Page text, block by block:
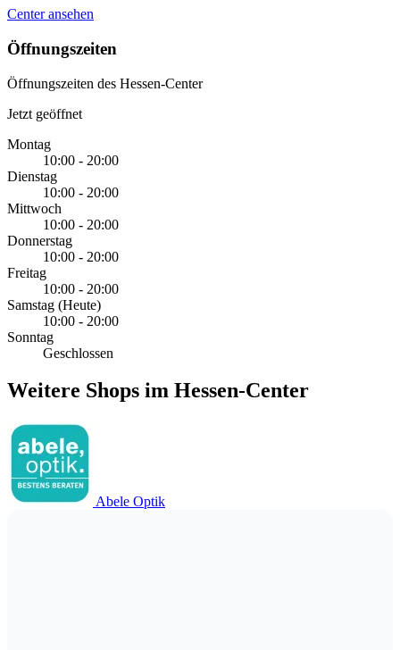
Center ansehen
Öffnungszeiten
Öffnungszeiten des Hessen-Center
Jetzt geöffnet
Montag
10:00 - 20:00
Dienstag
10:00 - 20:00
Mittwoch
10:00 - 20:00
Donnerstag
10:00 - 20:00
Freitag
10:00 - 20:00
Samstag (Heute)
10:00 - 20:00
Sonntag
Geschlossen
Weitere Shops im Hessen-Center
Abele Optik